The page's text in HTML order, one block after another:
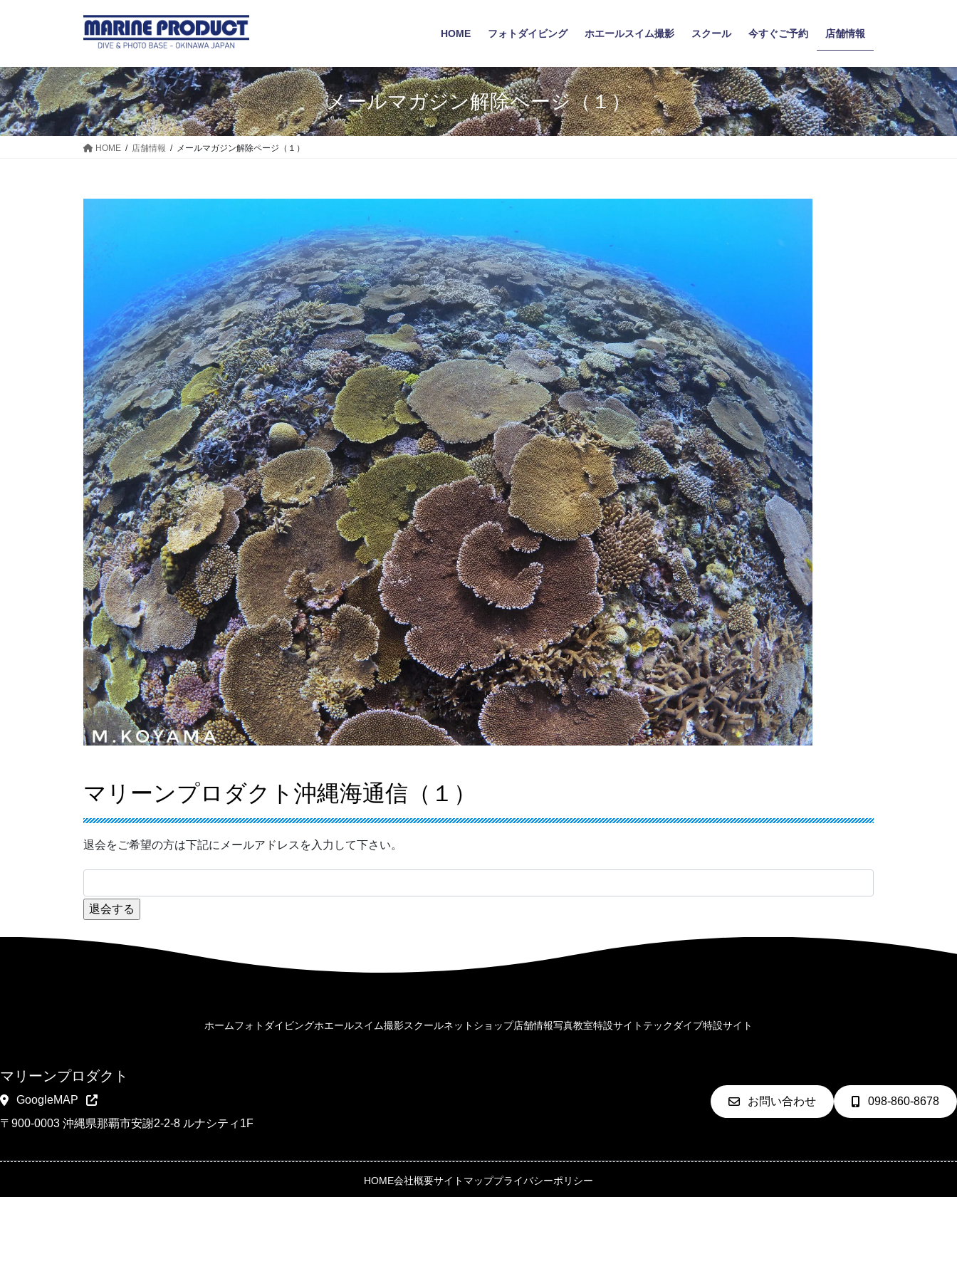
ツ
に
移
動
シ
ョ
ン
に
HOME フォトダイビング ホエールスイム撮影 スクール 今すぐご予約 店舗情報
メールマガジン解除ページ（１）
HOME 店舗情報 メールマガジン解除ページ（１）
マリーンプロダクト沖縄海通信（１）
退会をご希望の方は下記にメールアドレスを入力して下さい。
ホームフォトダイビングホエールスイム撮影スクールネットショップ店舗情報写真教室特設サイト テックダイブ特設サイト
マリーンプロダクト
GoogleMAP
〒900-0003 沖縄県那覇市安謝2-2-8 ルナシティ1F
お問い合わせ 098-860-8678
HOME会社概要サイトマッププライバシーポリシー